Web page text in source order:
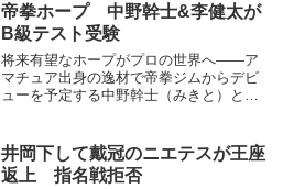
帝拳ホープ 中野幹士&李健太が
B級テスト受験
将来有望なホープがプロの世界へ――ア
マチュア出身の逸材で帝拳ジムからデビ
ューを予定する中野幹士（みきと）と李
中野は全国大会優勝5度 中野（23歳）
は東京・竹台高校...
井岡下して戴冠のニエテスが王座
返上 指名戦拒否